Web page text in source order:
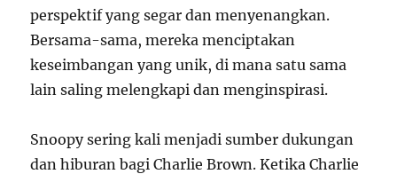
perspektif yang segar dan menyenangkan.
Bersama-sama, mereka menciptakan
keseimbangan yang unik, di mana satu sama
lain saling melengkapi dan menginspirasi.
Snoopy sering kali menjadi sumber dukungan
dan hiburan bagi Charlie Brown. Ketika Charlie